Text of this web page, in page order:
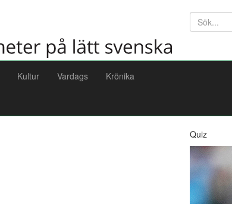
Söktext
Kultur Vardags Krönika
Quiz